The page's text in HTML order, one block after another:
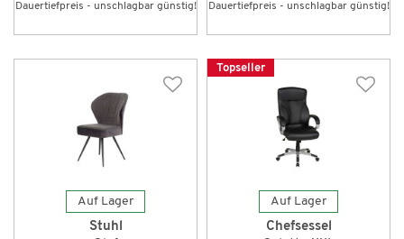
Dauertiefpreis - unschlagbar günstig! Dauertiefpreis - unschlagbar günstig!
Auf Lager
Stuhl
Topseller
Auf Lager
Chefsessel